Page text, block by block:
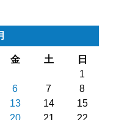
金 土 日
1
6 7
8
13 14
15